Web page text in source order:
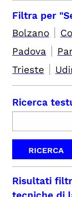
Filtra per
Bolzano |
Padova |
Trieste |
Ricerca
Risultati